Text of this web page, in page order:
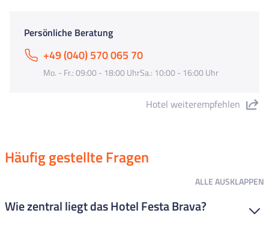
Persönliche Beratung
+49 (040) 570 065 70
Mo. - Fr.: 09:00 - 18:00 UhrSa.: 10:00 - 16:00 Uhr
Hotel weiterempfehlen
Häufig gestellte Fragen
ALLEAUSKLAPPEN
Wie zentral liegt das Hotel Festa Brava?